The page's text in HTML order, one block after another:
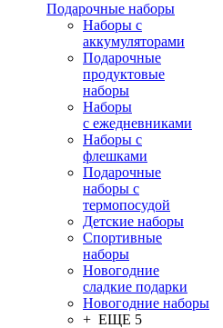
Подарочные наборы
Наборы с
аккумуляторами
Подарочные
продуктовые
наборы
Наборы
с ежедневниками
Наборы с
флешками
Подарочные
наборы с
термопосудой
Детские наборы
Спортивные
наборы
Новогодние
сладкие подарки
Новогодние наборы
+ ЕЩЕ 5